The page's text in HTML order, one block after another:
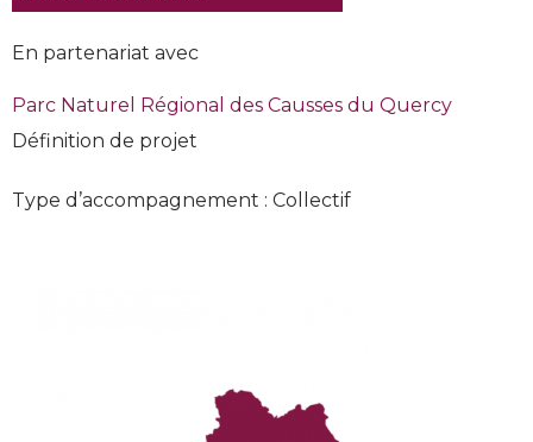
En partenariat avec
Parc Naturel Régional des Causses du Quercy
Définition de projet
Type d’accompagnement : Collectif